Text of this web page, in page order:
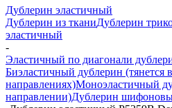
Дублерин эластичный
Дублерин из тканиДублерин
эластичный
-
Эластичный по диагонали
Биэластичный дублерин (тянется
направлениях)Моноэластичный
направлении)Дублерин